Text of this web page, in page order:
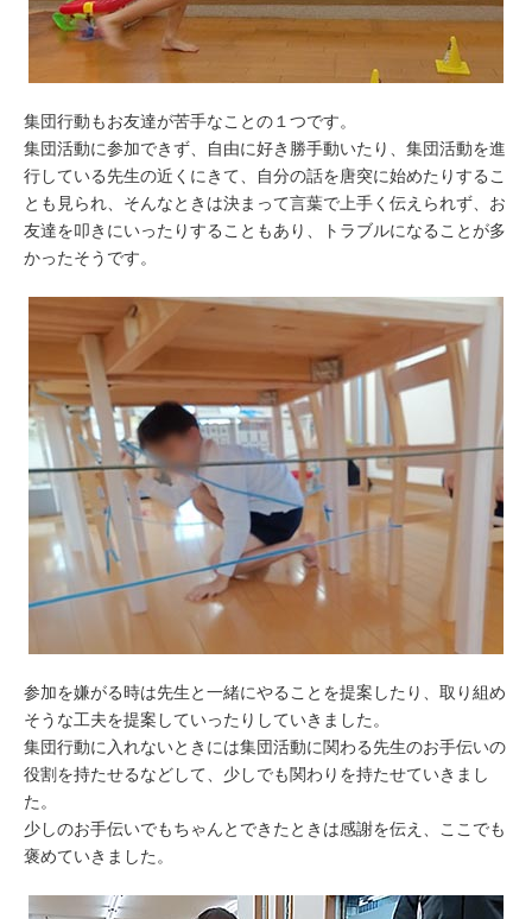
集団行動もお友達が苦手なことの１つです。
集団活動に参加できず、自由に好き勝手動いたり、集団活動を進
行している先生の近くにきて、自分の話を唐突に始めたりするこ
とも見られ、そんなときは決まって言葉で上手く伝えられず、お
友達を叩きにいったりすることもあり、トラブルになることが多
かったそうです。
参加を嫌がる時は先生と一緒にやることを提案したり、取り組め
そうな工夫を提案していったりしていきました。
集団行動に入れないときには集団活動に関わる先生のお手伝いの
役割を持たせるなどして、少しでも関わりを持たせていきまし
た。
少しのお手伝いでもちゃんとできたときは感謝を伝え、ここでも
褒めていきました。